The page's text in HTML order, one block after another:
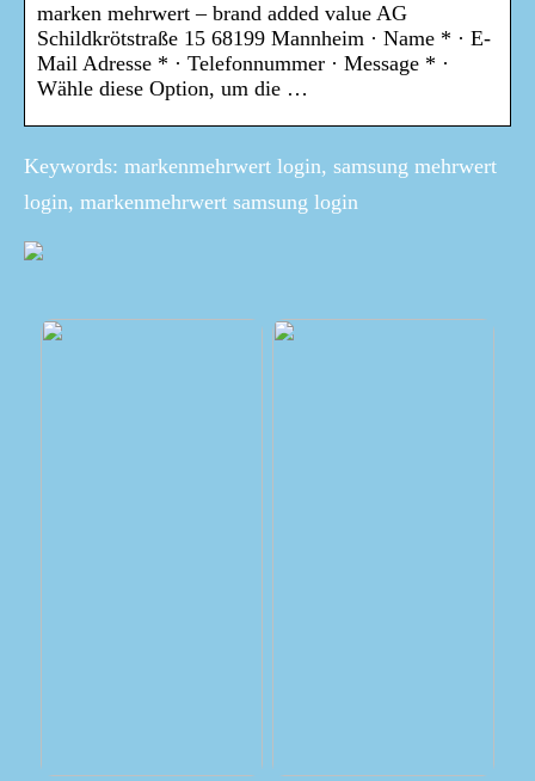
marken mehrwert – brand added value AG
Schildkrötstraße 15 68199 Mannheim · Name * · E-
Mail Adresse * · Telefonnummer · Message * ·
Wähle diese Option, um die …
Keywords: markenmehrwert login, samsung mehrwert
login, markenmehrwert samsung login